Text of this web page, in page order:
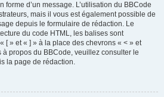
forme d’un message. L’utilisation du BBCode
mais il vous est également possible de
depuis le formulaire de rédaction. Le
du code HTML, les balises sont
[ » et « ] » à la place des chevrons « < » et
à propos du BBCode, veuillez consulter le
la page de rédaction.